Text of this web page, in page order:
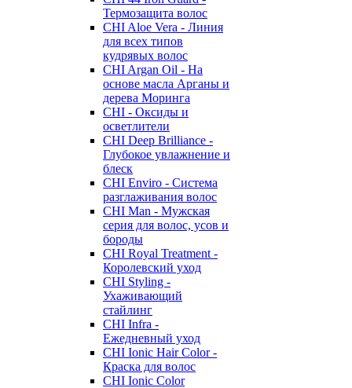
Термозащита волос
CHI Aloe Vera - Линия
для всех типов
кудрявых волос
CHI Argan Oil - На
основе масла Арганы и
дерева Моринга
CHI - Оксиды и
осветлители
CHI Deep Brilliance -
Глубокое увлажнение и
блеск
CHI Enviro - Система
разглаживания волос
CHI Man - Мужская
серия для волос, усов и
бороды
CHI Royal Treatment -
Королевский уход
CHI Styling -
Ухаживающий
стайлинг
CHI Infra -
Ежедневный уход
CHI Ionic Hair Color -
Краска для волос
CHI Ionic Color